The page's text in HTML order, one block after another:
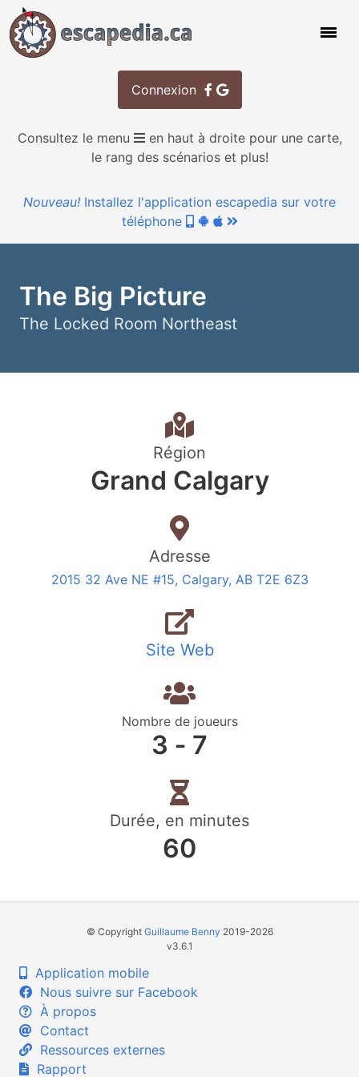
Connexion
Consultez le menu
en haut à droite pour une carte,
le rang des scénarios et plus!
Nouveau! Installez l'application escapedia sur votre
téléphone
The Big Picture
The Locked Room Northeast
Région
Grand Calgary
Adresse
2015 32 Ave NE #15, Calgary, AB T2E 6Z3
Site Web
Nombre de joueurs
3 ‐ 7
Durée, en minutes
60
© Copyright Guillaume Benny 2019-2026
v3.6.1
Application mobile
Nous suivre sur Facebook
À propos
Contact
Ressources externes
Rapport